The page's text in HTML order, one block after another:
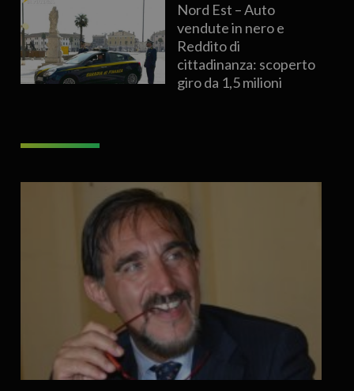
Nord Est – Auto
vendute in nero e
Reddito di
cittadinanza: scoperto
giro da 1,5 milioni